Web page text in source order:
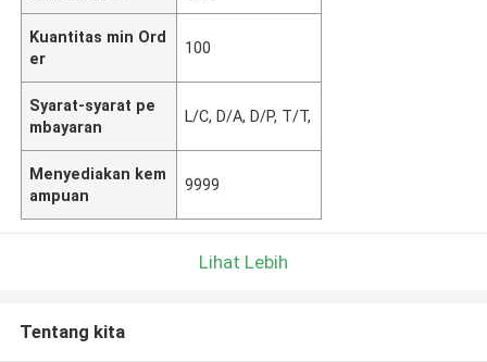
Kuantitas min Ord
er
100
Syarat-syarat pe
mbayaran
L/C, D/A, D/P, T/T,
Menyediakan kem
ampuan
9999
Lihat Lebih
Tentang kita